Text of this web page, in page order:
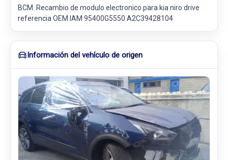
BCM. Recambio de modulo electronico para kia niro drive
referencia OEM IAM 95400G5550 A2C39428104
Información del vehículo de origen